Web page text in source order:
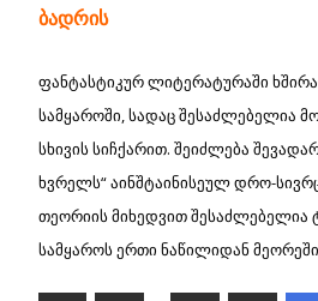
ბადრის
ფანტასტიკურ ლიტერატურაში
სამყაროში, სადაც შესაძლებელია
სხივის სიჩქარით. შეიძლება
ხვრელს“ აინშტაინისეულ დრო-
თეორიის მიხედვით
სამყაროს ერთი ნაწილიდან